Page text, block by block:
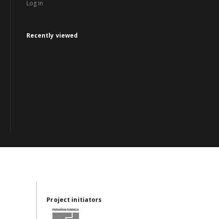
Log in
Recently viewed
Project initiators